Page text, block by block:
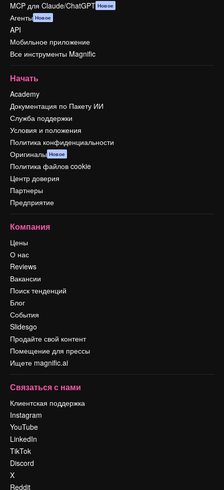
MCP для Claude/ChatGPT Новое
Агенты Новое
API
Мобильное приложение
Все инструменты Magnific
Начать
Academy
Документация по Пакету ИИ
Служба поддержки
Условия и положения
Политика конфиденциальности
Оригиналы Новое
Политика файлов cookie
Центр доверия
Партнеры
Предприятие
Компания
Цены
О нас
Reviews
Вакансии
Поиск тенденций
Блог
События
Slidesgo
Продайте свой контент
Помещение для прессы
Ищете magnific.ai
Связаться с нами
Клиентская поддержка
Instagram
YouTube
LinkedIn
TikTok
Discord
X
Reddit